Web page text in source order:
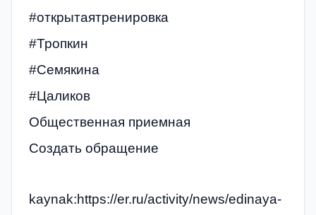
#открытаятренировка
#Тропкин
#Семякина
#Цаликов
Общественная приемная
Создать обращение
kaynak:https://er.ru/activity/news/edinaya-